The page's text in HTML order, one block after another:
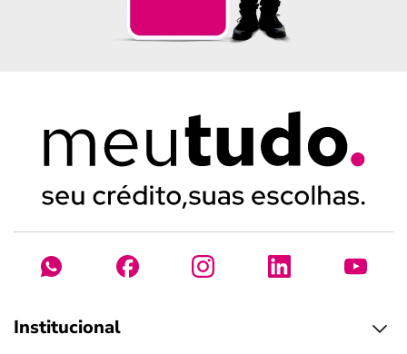
Institucional